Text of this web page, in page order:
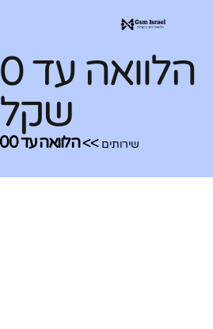
שקל
שירותים >>הלוואה עד 100 אלף שקל